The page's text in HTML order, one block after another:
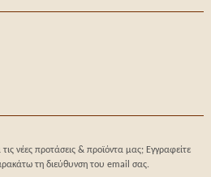
νέες προτάσεις & προϊόντα μας; Eγγραφείτε
τη διεύθυνση του email σας.